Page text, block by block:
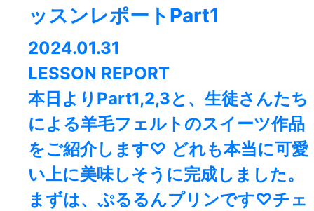
ッスンレポートPart1
2024.01.31
LESSON REPORT
本日よりPart1,2,3と、生徒さんたち
による羊毛フェルトのスイーツ作品
をご紹介します♡ どれも本当に可愛
い上に美味しそうに完成しました。
まずは、ぷるるんプリンです♡チェ